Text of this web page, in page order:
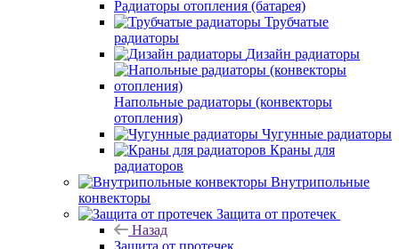
Радиаторы отопления (батарея)
Трубчатые
радиаторы
Дизайн радиаторы
Напольные радиаторы (конвекторы
отопления)
Чугунные радиаторы
Краны для
радиаторов
Внутрипольные
конвекторы
Защита от протечек
Назад
Защита от протечек